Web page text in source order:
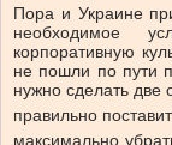
Пора и Украине
необходимое
корпоративную
не пошли по пути
нужно сделать две
правильно
максимально